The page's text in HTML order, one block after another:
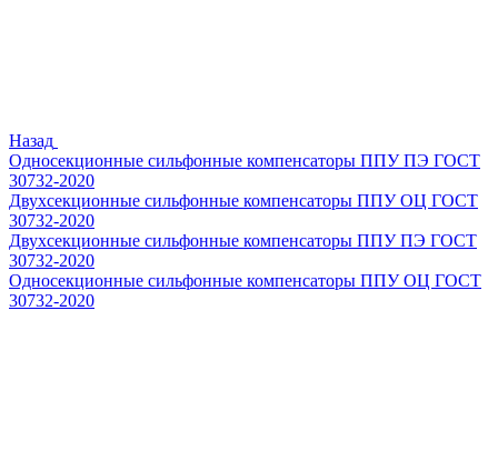
Назад
Односекционные сильфонные компенсаторы ППУ ПЭ ГОСТ
30732-2020
Двухсекционные сильфонные компенсаторы ППУ ОЦ ГОСТ
30732-2020
Двухсекционные сильфонные компенсаторы ППУ ПЭ ГОСТ
30732-2020
Односекционные сильфонные компенсаторы ППУ ОЦ ГОСТ
30732-2020